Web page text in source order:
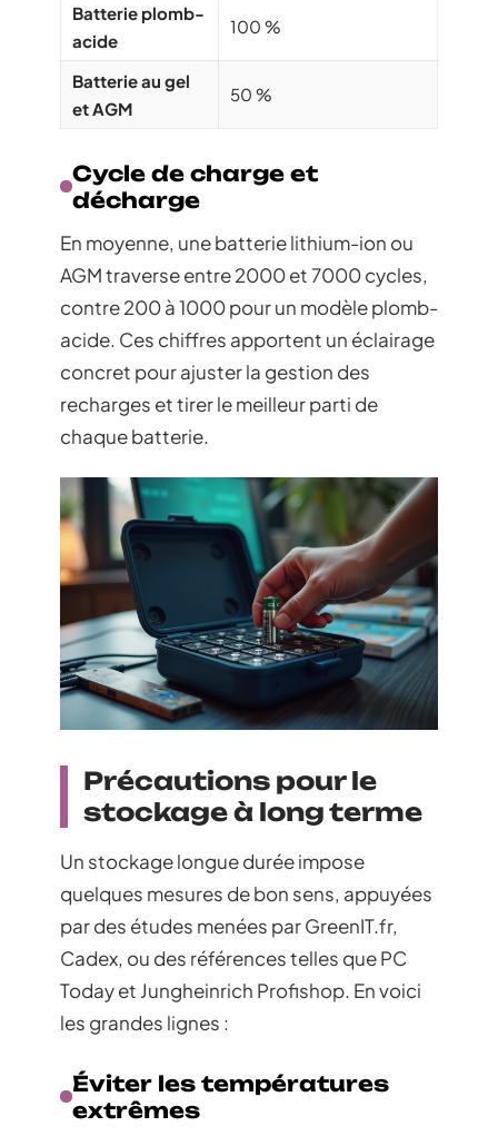
Batterie plomb-
acide
100 %
Batterie au gel
et AGM
50 %
Cycle de charge et
décharge
En moyenne, une batterie lithium-ion ou
AGM traverse entre 2000 et 7000 cycles,
contre 200 à 1000 pour un modèle plomb-
acide. Ces chiffres apportent un éclairage
concret pour ajuster la gestion des
recharges et tirer le meilleur parti de
chaque batterie.
Précautions pour le
stockage à long terme
Un stockage longue durée impose
quelques mesures de bon sens, appuyées
par des études menées par GreenIT.fr,
Cadex, ou des références telles que PC
Today et Jungheinrich Profishop. En voici
les grandes lignes :
Éviter les températures
extrêmes